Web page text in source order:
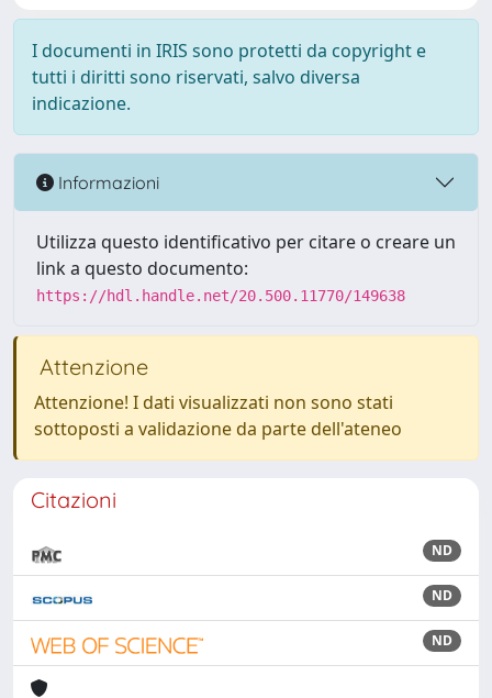
I documenti in IRIS sono protetti da copyright e
tutti i diritti sono riservati, salvo diversa
indicazione.
Informazioni
Utilizza questo identificativo per citare o creare un
link a questo documento:
https://hdl.handle.net/20.500.11770/149638
Attenzione
Attenzione! I dati visualizzati non sono stati
sottoposti a validazione da parte dell'ateneo
Citazioni
ND
ND
ND